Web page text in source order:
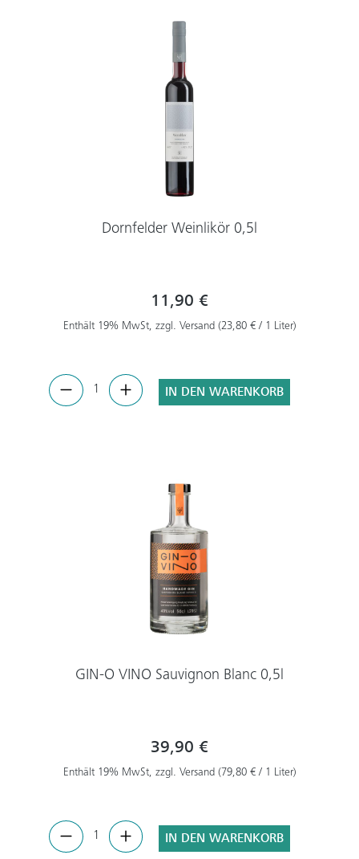
Dornfelder Weinlikör 0,5l
11,90 €
Enthält 19% MwSt, zzgl. Versand (23,80 € / 1 Liter)
IN DEN WARENKORB
GIN-O VINO Sauvignon Blanc 0,5l
39,90 €
Enthält 19% MwSt, zzgl. Versand (79,80 € / 1 Liter)
IN DEN WARENKORB